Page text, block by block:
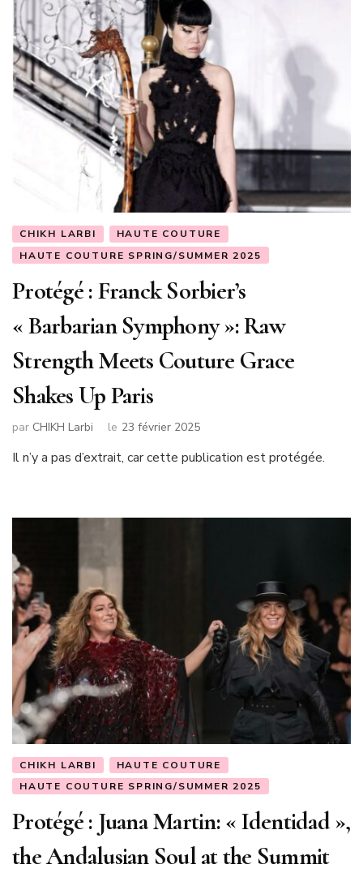
CHIKH LARBI
HAUTE COUTURE
HAUTE COUTURE SPRING/SUMMER 2025
Protégé : Franck Sorbier’s
« Barbarian Symphony »: Raw
Strength Meets Couture Grace
Shakes Up Paris
par CHIKH Larbi le 23 février 2025
Il n’y a pas d’extrait, car cette publication est protégée.
CHIKH LARBI
HAUTE COUTURE
HAUTE COUTURE SPRING/SUMMER 2025
Protégé : Juana Martin: « Identidad »,
the Andalusian Soul at the Summit